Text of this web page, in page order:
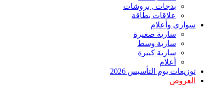
بدجات , بروشات
علاقات بطاقة
سواري وأعلام
سارية صغيرة
سارية وسط
سارية كبيرة
أعلام
توزيعات يوم التأسيس 2026
العروض